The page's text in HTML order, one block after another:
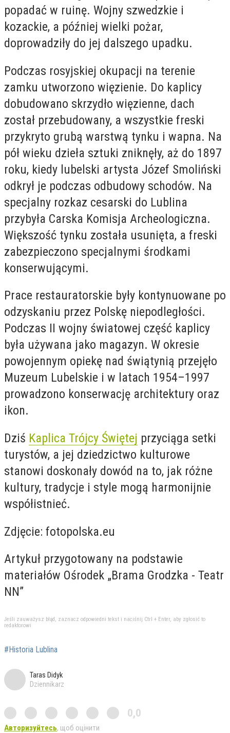
popadać w ruinę. Wojny szwedzkie i
kozackie, a później wielki pożar,
doprowadziły do jej dalszego upadku.
Podczas rosyjskiej okupacji na terenie
zamku utworzono więzienie. Do kaplicy
dobudowano skrzydło więzienne, dach
został przebudowany, a wszystkie freski
przykryto grubą warstwą tynku i wapna. Na
pół wieku dzieła sztuki zniknęły, aż do 1897
roku, kiedy lubelski artysta Józef Smoliński
odkrył je podczas odbudowy schodów. Na
specjalny rozkaz cesarski do Lublina
przybyła Carska Komisja Archeologiczna.
Większość tynku została usunięta, a freski
zabezpieczono specjalnymi środkami
konserwującymi.
Prace restauratorskie były kontynuowane po
odzyskaniu przez Polskę niepodległości.
Podczas II wojny światowej część kaplicy
była używana jako magazyn. W okresie
powojennym opiekę nad świątynią przejęło
Muzeum Lubelskie i w latach 1954–1997
prowadzono konserwację architektury oraz
ikon.
Dziś Kaplica Trójcy Świętej przyciąga setki
turystów, a jej dziedzictwo kulturowe
stanowi doskonały dowód na to, jak różne
kultury, tradycje i style mogą harmonijnie
współistnieć.
Zdjęcie: fotopolska.eu
Artykuł przygotowany na podstawie
materiałów Ośrodek „Brama Grodzka - Teatr
NN”
Jeśli zauważysz błąd, zaznacz odpowiedni tekst i naciśnij Ctrl + Enter, aby zgłosić to
redaktorowi
#Historia Lublina
Taras Didyk
Dziennikarz
0,0
Авторизуйтесь, щоб оцінити